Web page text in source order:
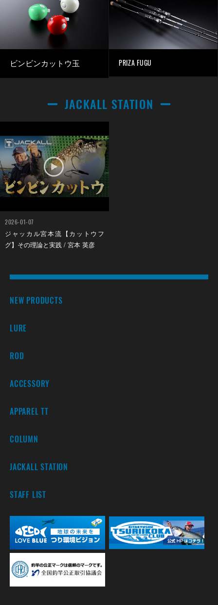
ビンビンカットウ玉 PRIZA FUGU
JACKALL STATION
2026-01-07
ジャッカル宮本流【カットウフ
グ】その理論と実践 / 宮本 英彦
NEW PRODUCTS
LURE
ROD
ACCESSORY
APPAREL TT
COLUMN
JACKALL STATION
STAFF LIST